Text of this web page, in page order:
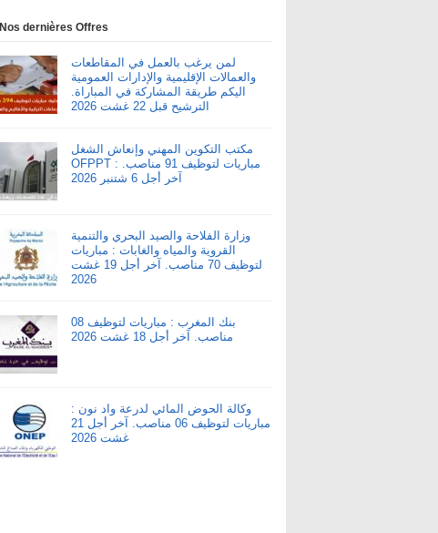
Nos dernières Offres
لمن يرغب بالعمل في المقاطعات
والعمالات الإقليمية والإدارات العمومية
اليكم طريقة المشاركة في المباراة.
الترشيح قبل 22 غشت 2026
مكتب التكوين المهني وإنعاش الشغل
OFPPT : مباريات لتوظيف 91 مناصب.
آخر أجل 6 شتنبر 2026
وزارة الفلاحة والصيد البحري والتنمية
القروية والمياه والغابات : مباريات
لتوظيف 70 مناصب. آخر أجل 19 غشت
2026
بنك المغرب : مباريات لتوظيف 08
مناصب. آخر أجل 18 غشت 2026
وكالة الحوض المائي لدرعة واد نون :
مباريات لتوظيف 06 مناصب. آخر أجل 21
غشت 2026